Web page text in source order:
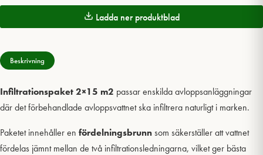
Ladda ner produktblad
Beskrivning
Infiltrationspaket 2×15 m2 passar enskilda avloppsanläggningar
där det förbehandlade avloppsvattnet ska infiltrera naturligt i marken.
Paketet innehåller en fördelningsbrunnsom säkerställer att vattnet
fördelas jämnt mellan de två infiltrationsledningarna, vilket ger bästa